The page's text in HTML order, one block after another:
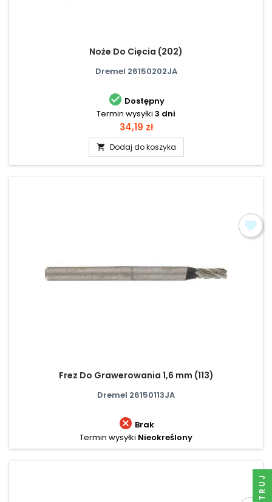
Noże Do Cięcia (202)
Dremel 26150202JA
 Dostępny
Termin wysyłki 3 dni
Cena
34,19 zł
 Dodaj do koszyka
Frez Do Grawerowania 1,6 mm (113)
Dremel 26150113JA
 Brak
Termin wysyłki Nieokreślony